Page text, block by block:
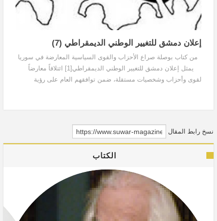
إعلان دمشق للتغيير الوطني الديمقراطي (7)
من كتاب بوصلة صراع الأحزاب والقوى السياسية المعارضة في سوريا
يمثل إعلان دمشق للتغيير الوطني الديمقراطي[1] ائتلافاً معارضاً
لقوى وأحزاب وشخصيات مستقلة، ضمن توافقهم العام على رؤية
نسخ رابط المقال
الكتاب